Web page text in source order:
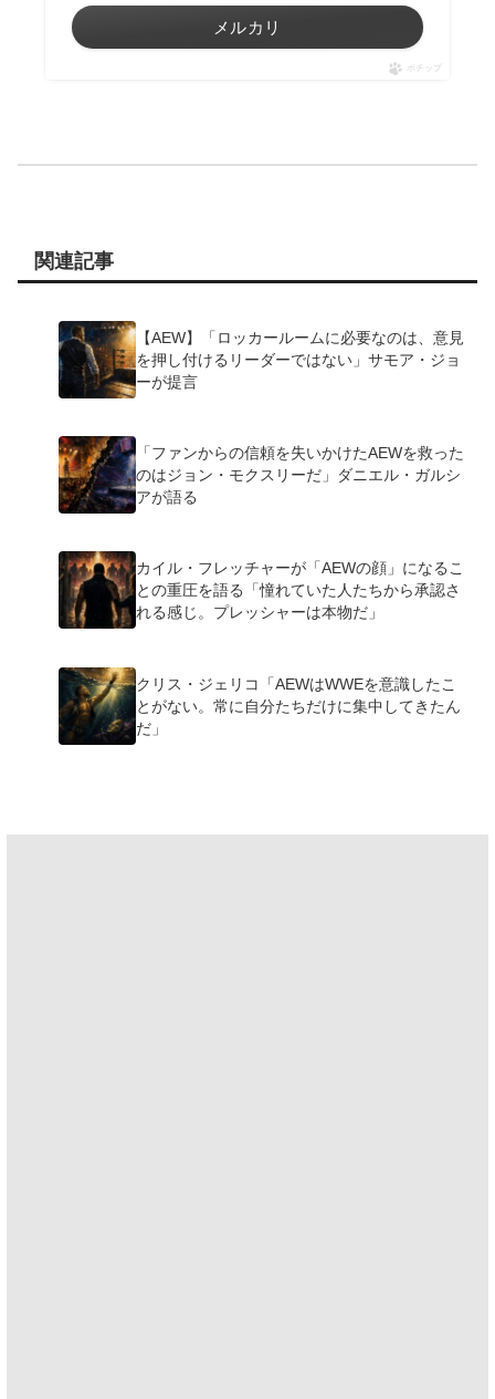
メルカリ
ポチップ
関連記事
【AEW】「ロッカールームに必要なのは、意見
を押し付けるリーダーではない」サモア・ジョ
ーが提言
「ファンからの信頼を失いかけたAEWを救った
のはジョン・モクスリーだ」ダニエル・ガルシ
アが語る
カイル・フレッチャーが「AEWの顔」になるこ
との重圧を語る「憧れていた人たちから承認さ
れる感じ。プレッシャーは本物だ」
クリス・ジェリコ「AEWはWWEを意識したこ
とがない。常に自分たちだけに集中してきたん
だ」